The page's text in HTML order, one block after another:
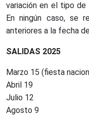
variación en el tipo de
En ningún caso, se
anteriores a la fecha
SALIDAS 2025
Marzo 15 (fiesta
Abril 19
Julio 12
Agosto 9